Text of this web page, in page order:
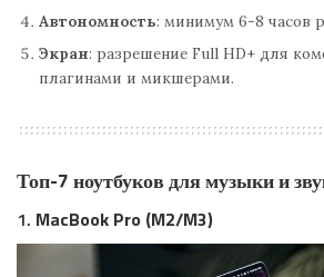
Автономность: минимум 6-8 часов
Экран: разрешение Full HD+ для
плагинами и микшерами.
Топ-7 ноутбуков для музыки и
1. MacBook Pro (M2/M3)